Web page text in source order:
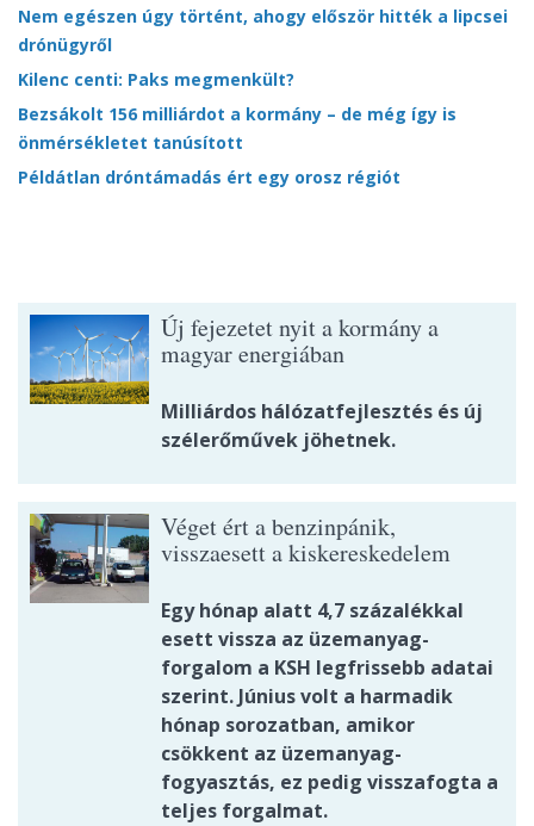
Nem egészen úgy történt, ahogy először hitték a lipcsei
drónügyről
Kilenc centi: Paks megmenkült?
Bezsákolt 156 milliárdot a kormány – de még így is
önmérsékletet tanúsított
Példátlan dróntámadás ért egy orosz régiót
Új fejezetet nyit a kormány a
magyar energiában
Milliárdos hálózatfejlesztés és új
szélerőművek jöhetnek.
Véget ért a benzinpánik,
visszaesett a kiskereskedelem
Egy hónap alatt 4,7 százalékkal
esett vissza az üzemanyag-
forgalom a KSH legfrissebb adatai
szerint. Június volt a harmadik
hónap sorozatban, amikor
csökkent az üzemanyag-
fogyasztás, ez pedig visszafogta a
teljes forgalmat.